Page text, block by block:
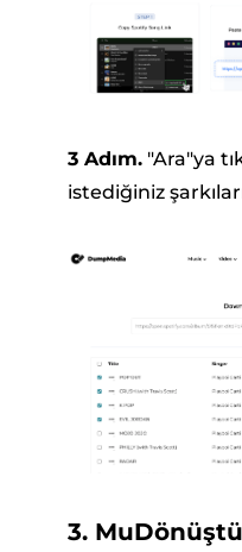
3 Adım."Ara"ya
istediğiniz
3.